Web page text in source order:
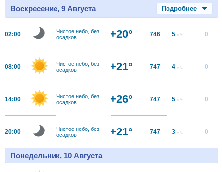
Воскресение, 9 Августа Подробнее
02:00
Чистое небо, без
осадков
+20° 746 5 м/с 0
08:00
Чистое небо, без
осадков
+21° 747 4 м/с 0
14:00
Чистое небо, без
осадков
+26° 747 5 м/с 0
20:00
Чистое небо, без
осадков
+21° 747 3 м/с 0
Понедельник, 10 Августа